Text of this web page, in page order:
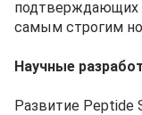
подтверждающих
самым строгим
Научные
Развитие Peptide